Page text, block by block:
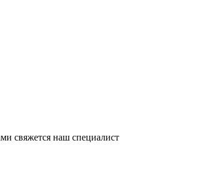
свяжется наш специалист